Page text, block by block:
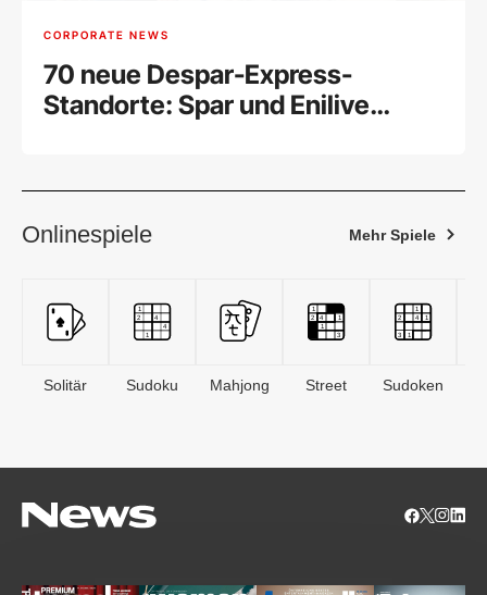
CORPORATE NEWS
70 neue Despar-Express-
Standorte: Spar und Enilive
Onlinespiele Mehr Spiele
Solitär Sudoku Mahjong Street Sudoken